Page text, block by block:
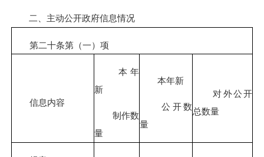
二、主动公开政府信息情况
第二十条第（一）项
信息内容
本年
新
制作数
量
本年新
公开数
量
对外公开
总数量